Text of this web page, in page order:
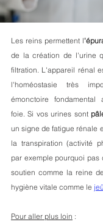
Les reins permettent l
de la création de l'urine
filtration. L'appareil rénal
l'homéostasie très
émonctoire
foie. Si vos urines sont
un signe de fatigue rénale
la transpiration (activité
par exemple pourquoi pas
soutien comme la reine
hygiène vitale comme le
Pour aller plus loin :